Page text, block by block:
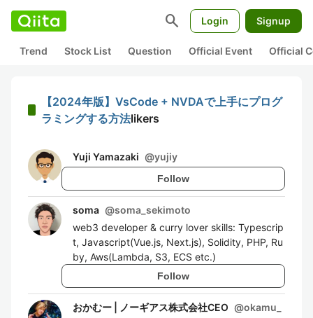
search Login Signup
Trend Stock List Question Official Event Official
【2024年版】VsCode + NVDAで上手にプログ
ラミングする方法likers
Yuji Yamazaki @yujiy
Follow
soma @soma_sekimoto
web3 developer & curry lover skills: Typescrip
t, Javascript(Vue.js, Next.js), Solidity, PHP, Ru
by, Aws(Lambda, S3, ECS etc.)
Follow
おかむー | ノーギアス株式会社CEO @okamu_